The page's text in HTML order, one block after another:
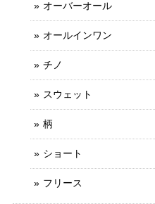
オーバーオール
オールインワン
チノ
スウェット
柄
ショート
フリース